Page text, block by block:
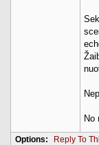
No
Options: Reply To